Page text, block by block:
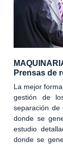
Prensas de
La mejor
gestión de
separación
donde se
estudio
donde se